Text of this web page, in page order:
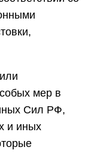
мер в
Сил РФ,
и иных